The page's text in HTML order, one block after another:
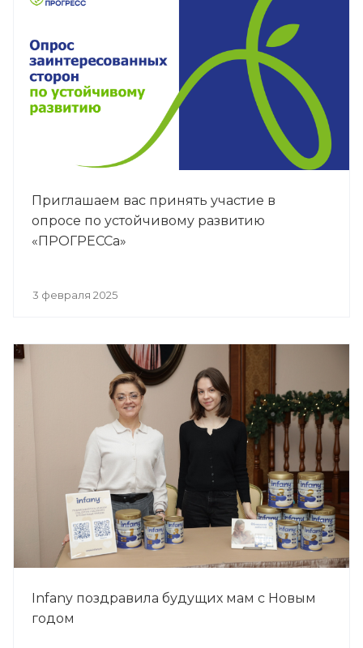
Приглашаем вас принять участие в
опросе по устойчивому развитию
«ПРОГРЕССа»
3 февраля 2025
Infany поздравила будущих мам с Новым
годом